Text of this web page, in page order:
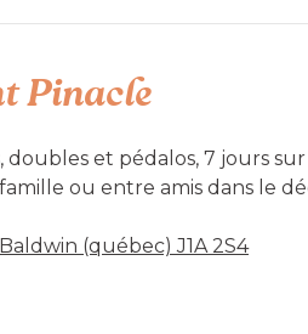
Pinacle
doubles et pédalos, 7 jours
ou entre amis dans le
: Non-accessible
(québec) J1A 2S4